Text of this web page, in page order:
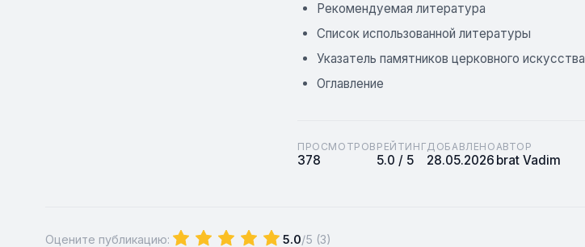
Рекомендуемая литература
Список использованной литературы
Указатель памятников церковного искусства
Оглавление
ПРОСМОТРОВ
378
РЕЙТИНГ
5.0 / 5
ДОБАВЛЕНО
28.05.2026
АВТОР
brat Vadim
Оцените публикацию: 5.0/5 (3)